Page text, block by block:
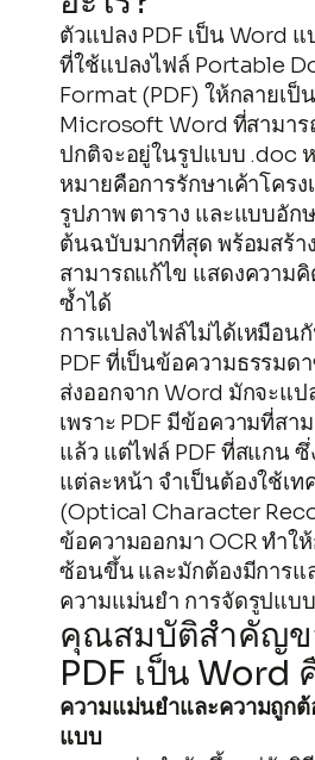
ตัวแปลง PDF เป็น Word
ที่ใช้แปลงไฟล์ Portable
Format (PDF) ให้กลายเป็
Microsoft Word ที่สามาร
ปกติจะอยู่ในรูปแบบ .doc
หมายคือการรักษาเค้าโคร
รูปภาพ ตาราง และแบบอัก
ต้นฉบับมากที่สุด พร้อมสร้า
สามารถแก้ไข แสดงความ
ซ้ำได้
การแปลงไฟล์ไม่ได้เหมือน
PDF ที่เป็นข้อความธรรมด
ส่งออกจาก Word มักจะแป
เพราะ PDF มีข้อความที่สา
แล้ว แต่ไฟล์ PDF ที่สแกน
แต่ละหน้า จำเป็นต้องใช้เท
(Optical Character
ข้อความออกมา OCR ทำใ
ซ้อนขึ้น และมักต้องมีการแ
ความแม่นยำ การจัดรูปแบ
คุณสมบัติสำคัญข
PDF เป็น Word
ความแม่นยำและความถูกต้
แบบ